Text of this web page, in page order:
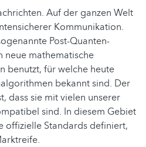
Auf der ganzen Welt
Kommunikation.
Post-Quanten-
neue mathematische
benutzt, für welche heute
bekannt sind. Der
dass sie mit vielen unserer
sind. In diesem Gebiet
offizielle Standards definiert,